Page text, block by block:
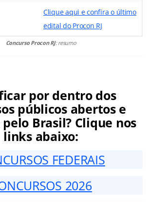
Clique aqui e confira o último
edital do Procon RJ
Concurso Procon RJ: resumo
por dentro dos
públicos abertos e
Brasil? Clique nos
links abaixo:
FEDERAIS
2026